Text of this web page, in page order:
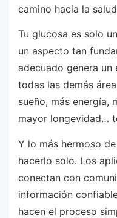
camino hacia la
Tu glucosa es solo
un aspecto tan
adecuado genera
todas las demás
sueño, más energía,
mayor longevidad…
Y lo más hermoso
hacerlo solo. Los
conectan con
información
hacen el proceso